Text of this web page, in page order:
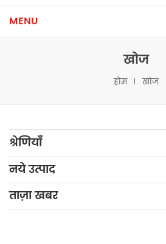
MENU
खोज
होम खोज
श्रेणियाँ
नये उत्पाद
ताज़ा खबर